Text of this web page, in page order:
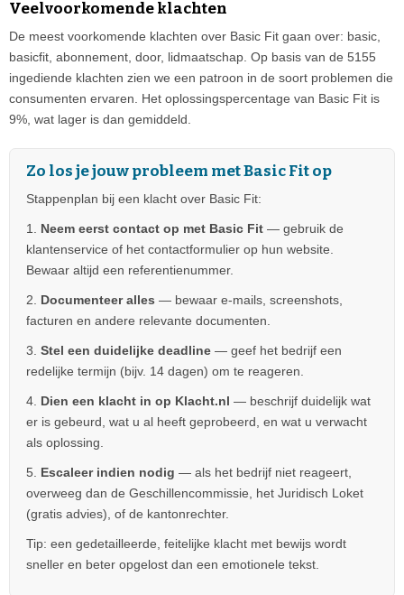
Veelvoorkomende klachten
De meest voorkomende klachten over Basic Fit gaan over: basic,
basicfit, abonnement, door, lidmaatschap. Op basis van de 5155
ingediende klachten zien we een patroon in de soort problemen die
consumenten ervaren. Het oplossingspercentage van Basic Fit is
9%, wat lager is dan gemiddeld.
Zo los je jouw probleem met Basic Fit op
Stappenplan bij een klacht over Basic Fit:
1. Neem eerst contact op met Basic Fit — gebruik de
klantenservice of het contactformulier op hun website.
Bewaar altijd een referentienummer.
2. Documenteer alles — bewaar e-mails, screenshots,
facturen en andere relevante documenten.
3. Stel een duidelijke deadline — geef het bedrijf een
redelijke termijn (bijv. 14 dagen) om te reageren.
4. Dien een klacht in op Klacht.nl — beschrijf duidelijk wat
er is gebeurd, wat u al heeft geprobeerd, en wat u verwacht
als oplossing.
5. Escaleer indien nodig — als het bedrijf niet reageert,
overweeg dan de Geschillencommissie, het Juridisch Loket
(gratis advies), of de kantonrechter.
Tip: een gedetailleerde, feitelijke klacht met bewijs wordt
sneller en beter opgelost dan een emotionele tekst.